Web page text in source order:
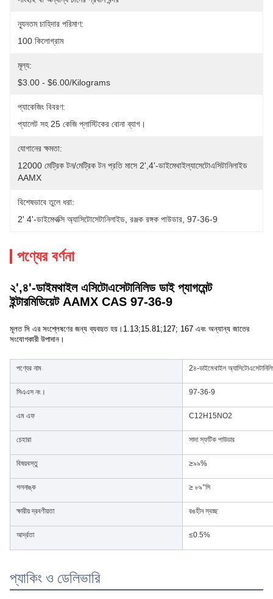
ন্যূনতম চাহিদার পরিমাণ:
100 কিলোগ্রাম
মূল্য:
$3.00 - $6.00/Kilograms
প্যাকেজিং বিবরণ:
প্যালেট সহ 25 কেজি প্লাস্টিকের বোনা ব্যাগ।
যোগানের ক্ষমতা:
12000 মেট্রিক টন/মেট্রিক টন প্রতি মাসে 2',4'-ডাইমেথাইল্যাসেটোএসিটানিলাইড
AAMX
বিশেষভাবে তুলে ধরা:
2' 4'-ডাইমেথক্সি অ্যাসিটোসেটানিলাইড রঞ্জক রঙ্গক পাউডার 97-36-9
পণ্যের বর্ণনা
২',৪'-ডাইমথাইল এসিটোএসেটানিলিড ডাই প্যাগমেন্ট
ইন্টারমিডিয়েট AAMX CAS 97-36-9
মূলত সি এর সংশ্লেষণের জন্য ব্যবহৃত হয়।1.13;15.81;127; 167 এবং অন্যান্য জাতের
সংযোগকারী উপাদান।
পণ্যের নাম 2৪-ডাইমেথাইল
সিএএস নং। 97-36-9
এম এফ C12H15NO2
চেহারা সাদা স্ফটিক পাউডার
বিষয়বস্তু ≥৯৯%
গলনাঙ্ক ≥ ৮৯°সি
ক্ষারীয় দ্রবণীয়তা রঙহীন স্বচ্ছ
আর্দ্রতা ≤0.5%
প্যাকিং ও ডেলিভারি